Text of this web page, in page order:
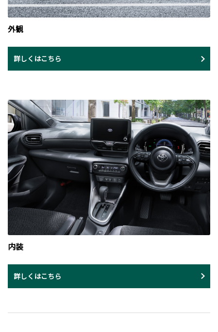
外観
詳しくはこちら
内装
詳しくはこちら